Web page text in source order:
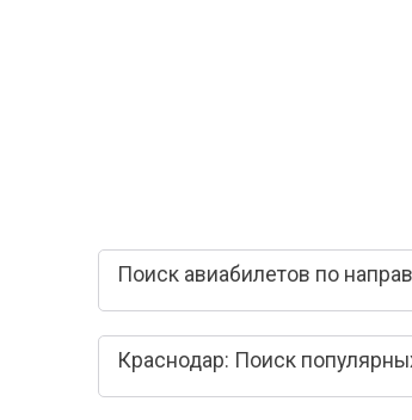
Поиск авиабилетов по
Краснодар: Поиск